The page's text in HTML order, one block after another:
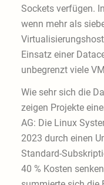
Sockets verfügen.
wenn mehr als
Einsatz einer
unbegrenzt viele
Wie sehr sich die
zeigen Projekte
AG: Die Linux
2023 durch einen
Standard-
40 % Kosten